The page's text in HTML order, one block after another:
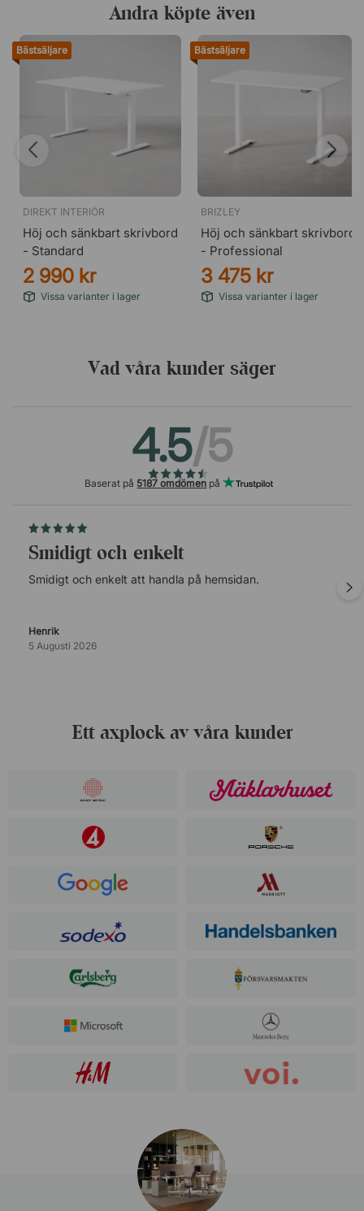
aldrig i mitten" och "idag ska vi göra ett lågt och runt
projekt" – Arne Jacobsen.
Andra köpte även
Bästsäljare
DIREKT INTERIÖR
Höj och sänkbart skrivbord
- Standard
2 990 kr
Vissa varianter i lager
Bästsäljare
BRIZLEY
Höj och sänkbart skrivbord
- Professional
3 475 kr
Vissa varianter i lager
Vad våra kunder säger
4.5/5
Baserat på 5187 omdömen på
Smidigt och enkelt
Smidigt och enkelt att handla på hemsidan.
Henrik
5 Augusti 2026
Ett axplock av våra kunder